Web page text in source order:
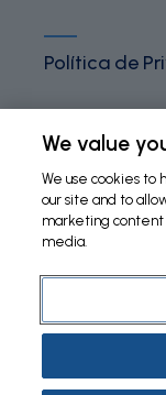
Política de
Termos e
Política de
©2026
We value
We use cookies
our site and to
marketing content
media.